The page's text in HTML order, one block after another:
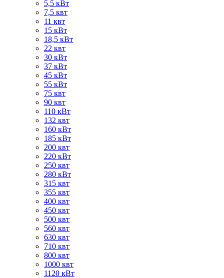
5,5 кВт
7,5 квт
11 квт
15 кВт
18,5 кВт
22 квт
30 кВт
37 кВт
45 кВт
55 кВт
75 квт
90 квт
110 кВт
132 квт
160 кВт
185 кВт
200 квт
220 кВт
250 квт
280 кВт
315 квт
355 квт
400 квт
450 квт
500 квт
560 квт
630 квт
710 квт
800 квт
1000 квт
1120 кВт